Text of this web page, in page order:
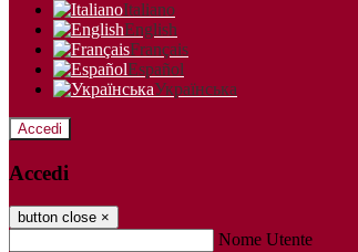
Italiano
English
Français
Español
Українська
Accedi
Accedi
button close ×
Nome Utente